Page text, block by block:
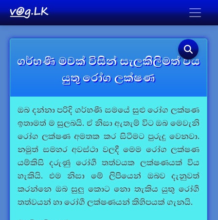
ගර්භණී මවක් විසින් සැලකිලිමත් විය
යුතු රෝග ලක්ෂණ
ඔබ දන්නා පරිදි ගර්භණී සමයේ සුළු රෝග ලක්ෂණ
ඉතාමත් ම සුලබයි. ඒ නිසා ඇතැම් විට ඔබ මෙවැනි
රෝග ලක්ෂණ අමතක කර සිටීමට පුරුදු වෙනවා.
නමුත් සමහර අවස්ථා වලදී මෙම රෝග ලක්ෂණ
යම්කිසි දරුණු රෝගී තත්වයක ලක්ෂණයක් විය
හැකියි. එම නිසා මේ ලිපියෙන් ඔබව දැනුවත්
කරන්නෙ ඔබ සුලු කොට නො තැකිය යුතු රෝගී
තත්වයන් හා රෝගී ලක්ෂණයන් කිහිපයක් ගැනයි.